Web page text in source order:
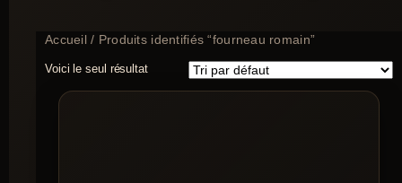
Accueil/ Produits identifiés “fourneau romain”
Voici le seul résultat